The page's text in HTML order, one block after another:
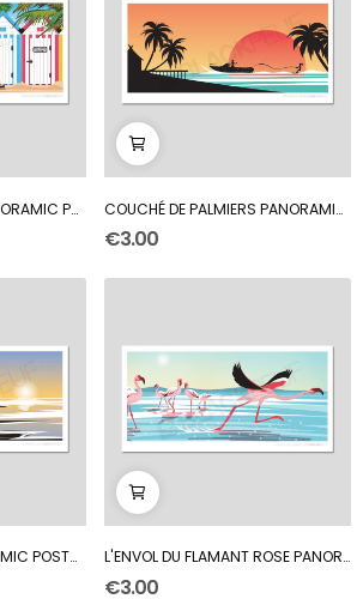
CABINES DE PLAGE PANORAMIC POSTCARD COUCHÉ DE PALMIERS PANORAMIC POSTCARD
€3.00
BRICE DE NICE PANORAMIC POSTCARD L'ENVOL DU FLAMANT ROSE PANORAMIC POSTCARD
€3.00